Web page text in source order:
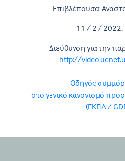
Επιβλέπουσα:
11 / 2 / 2022,
Διεύθυνση για την
http://
Οδηγός
στο γενικό κανονισμό
(ΓΚΠΔ /